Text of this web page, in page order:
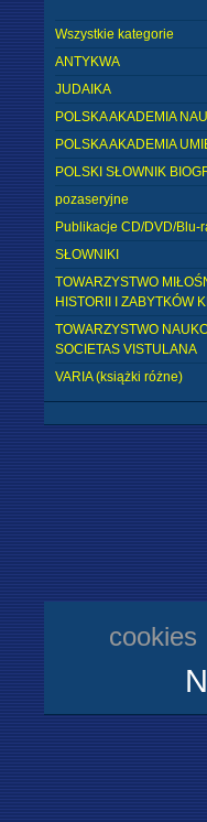
Wszystkie kategorie
ANTYKWA
JUDAIKA
POLSKA AKADEMIA
POLSKA AKADEMIA
POLSKI SŁOWNIK
pozaseryjne
Publikacje CD/DVD/Blu-
SŁOWNIKI
TOWARZYSTWO
HISTORII I ZABYTKÓW
TOWARZYSTWO
SOCIETAS VISTULANA
VARIA (książki różne)
cookies